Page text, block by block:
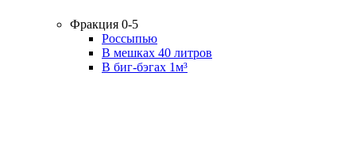
Фракция 0-5
Россыпью
В мешках 40 литров
В биг-бэгах 1м³